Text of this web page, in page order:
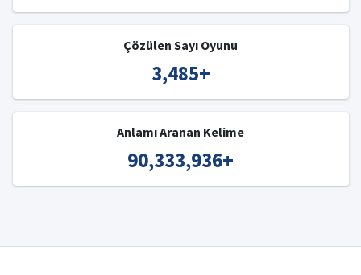
Çözülen Sayı Oyunu
3,485+
Anlamı Aranan Kelime
90,333,936+